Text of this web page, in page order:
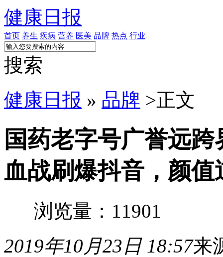
健康日报
首页 养生 疾病 营养 医美 品牌 热点 行业
搜索
健康日报 » 品牌 >正文
国药老字号广誉远
血战刷爆抖音，颜值
浏览量：11901
2019年10月23日 18:57来